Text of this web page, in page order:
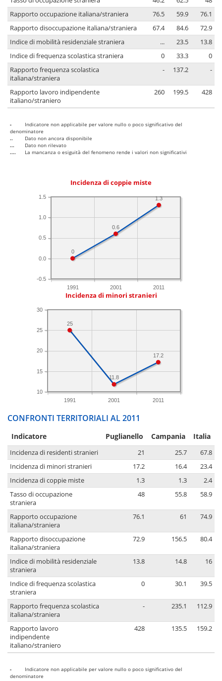
Rapporto occupazione italiana/straniera
76.5 59.9
76.1
Rapporto disoccupazione italiana/straniera
67.4 84.6
72.9
Indice di mobilità residenziale straniera
... 23.5
13.8
Indice di frequenza scolastica straniera
0 33.3
0
Rapporto frequenza scolastica
italiana/straniera
- 137.2 -
Rapporto lavoro indipendente
italiano/straniero
260 199.5 428
-
Indicatore non applicabile per valore nullo o poco significativo del
denominatore
..
Dato non ancora disponibile
...
Dato non rilevato
....
La mancanza o esiguità del fenomeno rende i valori non significativi
Incidenza di coppie miste
1991 2001 2011
-0.5
0.0
0.5
1.0
1.5 1.3
0.6
0
Incidenza di minori stranieri
1991 2001 2011
10
15
20
25
30
17.2
11.8
25
CONFRONTI TERRITORIALI AL 2011
Indicatore Puglianello Campania Italia
Incidenza di residenti stranieri 21 25.7
67.8
Incidenza di minori stranieri
17.2 16.4
23.4
Incidenza di coppie miste
1.3 1.3
2.4
Tasso di occupazione
straniera
48 55.8 58.9
Rapporto occupazione
italiana/straniera
76.1 61 74.9
Rapporto disoccupazione
italiana/straniera
72.9 156.5 80.4
Indice di mobilità residenziale
straniera
13.8 14.8 16
Indice di frequenza scolastica
straniera
0 30.1 39.5
Rapporto frequenza scolastica
italiana/straniera
- 235.1 112.9
Rapporto lavoro
indipendente
italiano/straniero
428 135.5 159.2
-
Indicatore non applicabile per valore nullo o poco significativo del
denominatore